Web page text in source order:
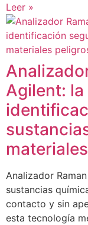
Leer »
Agilent: la
Analizador
sustancias
contacto y sin
esta tecnología